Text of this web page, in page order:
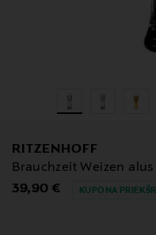
RITZENHOFF
Brauchzeit Weizen alus
Original Price
39,90 € KUPONA